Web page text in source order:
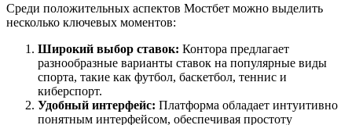
Среди положительных аспектов Мостбет можно выделить
несколько ключевых моментов:
Широкий выбор ставок: Контора предлагает
разнообразные варианты ставок на популярные виды
спорта, такие как футбол, баскетбол, теннис и
киберспорт.
Удобный интерфейс: Платформа обладает интуитивно
понятным интерфейсом, обеспечивая простоту